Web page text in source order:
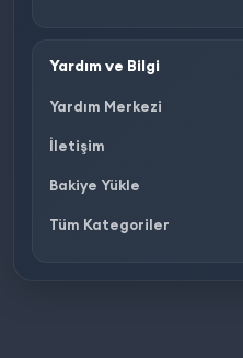
Yardım ve Bilgi
Yardım Merkezi
İletişim
Bakiye Yükle
Tüm Kategoriler